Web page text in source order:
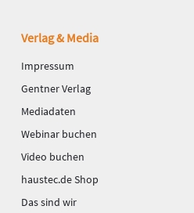
Verlag & Media
Impressum
Gentner Verlag
Mediadaten
Webinar buchen
Video buchen
haustec.de Shop
Das sind wir